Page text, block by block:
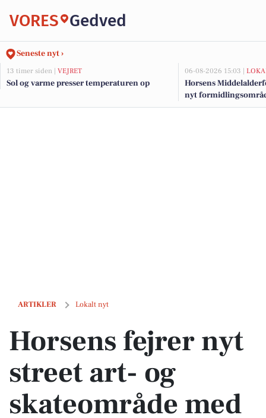
VORES Gedved
Seneste nyt ›
13 timer siden | VEJRET
Sol og varme presser temperaturen op
06-08-2026 15:03 |
Horsens
nyt
millionstøtte fra
ARTIKLER Lokalt nyt
Horsens fejrer nyt street art- og skateområde med åbningsfest for
Horsens fejrer nyt
street art- og
skateområde med